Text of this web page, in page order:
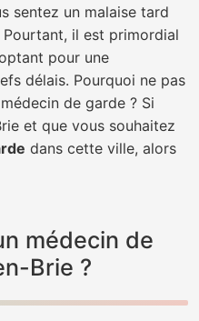
sentez un malaise tard
il est primordial
pour une
délais. Pourquoi ne pas
de garde ? Si
et que vous souhaitez
dans cette ville, alors
médecin de
Brie ?